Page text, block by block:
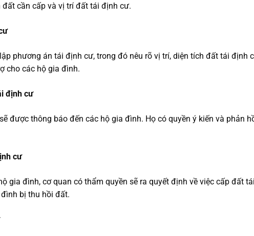
cần cấp và vị trí đất tái định cư.
phương án tái định cư, trong đó nêu rõ vị trí, diện tích đất tái định
cho các hộ gia đình.
định cư
được thông báo đến các hộ gia đình. Họ có quyền ý kiến và phản
cư
gia đình, cơ quan có thẩm quyền sẽ ra quyết định về việc cấp đất tái
bị thu hồi đất.